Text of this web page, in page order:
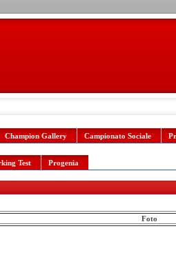
Champion Gallery Campionato Sociale
Test Progenia
Foto